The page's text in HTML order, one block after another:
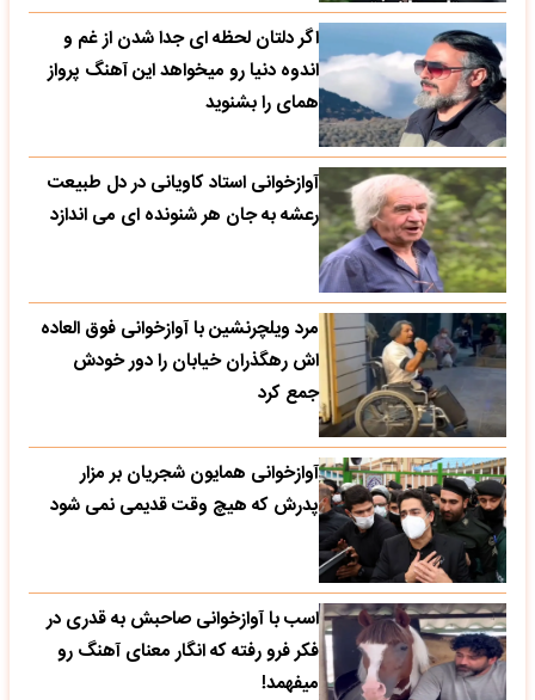
اگر دلتان لحظه ای جدا شدن از غم و
اندوه دنیا رو میخواهد این آهنگ پرواز
همای را بشنوید
آوازخوانی استاد کاویانی در دل طبیعت
رعشه به جان هر شنونده ای می اندازد
مرد ویلچرنشین با آوازخوانی فوق العاده
اش رهگذران خیابان را دور خودش
جمع کرد
آوازخوانی همایون شجریان بر مزار
پدرش که هیچ وقت قدیمی نمی شود
اسب با آوازخوانی صاحبش به قدری در
فکر فرو رفته که انگار معنای آهنگ رو
میفهمد!